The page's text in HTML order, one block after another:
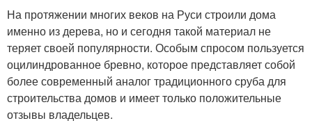
На протяжении многих веков на Руси строили дома
именно из дерева, но и сегодня такой материал не
теряет своей популярности. Особым спросом пользуется
оцилиндрованное бревно, которое представляет собой
более современный аналог традиционного сруба для
строительства домов и имеет только положительные
отзывы владельцев.